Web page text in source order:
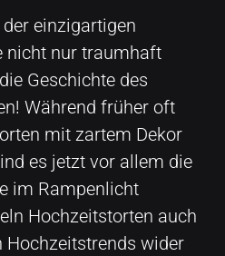
einzigartigen
nicht nur traumhaft
Geschichte des
Während früher oft
mit zartem Dekor
es jetzt vor allem die
im Rampenlicht
Hochzeitstorten auch
wider